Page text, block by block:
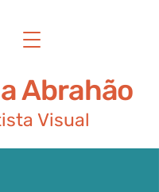
Visual
Abrahão